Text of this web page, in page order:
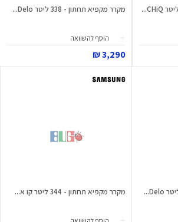
מקרר מקפיא תחתון - 338 ליטר Delo...
הוסף להשוואה
3,290 ₪
מקרר מקפיא תחתון - 344 ליטר קו א...